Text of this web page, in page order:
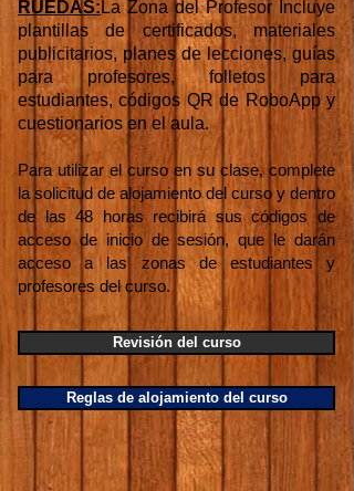
RUEDAS: La Zona del Profesor Incluye
plantillas de certificados, materiales
publicitarios, planes de lecciones, guías
para profesores, folletos para
estudiantes, códigos QR de RoboApp y
cuestionarios en el aula.
Para utilizar el curso en su clase, complete
la solicitud de alojamiento del curso y dentro
de las 48 horas recibirá sus códigos de
acceso de inicio de sesión, que le darán
acceso a las zonas de estudiantes y
profesores del curso.
Revisión del curso
Reglas de alojamiento del curso